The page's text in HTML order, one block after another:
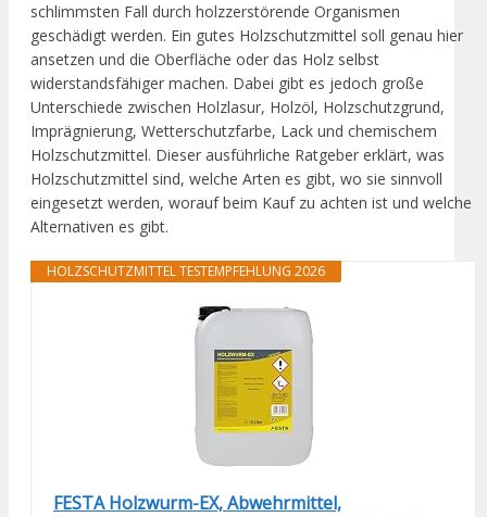
schlimmsten Fall durch holzzerstörende Organismen
geschädigt werden. Ein gutes Holzschutzmittel soll genau hier
ansetzen und die Oberfläche oder das Holz selbst
widerstandsfähiger machen. Dabei gibt es jedoch große
Unterschiede zwischen Holzlasur, Holzöl, Holzschutzgrund,
Imprägnierung, Wetterschutzfarbe, Lack und chemischem
Holzschutzmittel. Dieser ausführliche Ratgeber erklärt, was
Holzschutzmittel sind, welche Arten es gibt, wo sie sinnvoll
eingesetzt werden, worauf beim Kauf zu achten ist und welche
Alternativen es gibt.
HOLZSCHUTZMITTEL TESTEMPFEHLUNG 2026
FESTA Holzwurm-EX, Abwehrmittel,